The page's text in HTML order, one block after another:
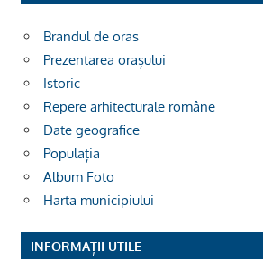
Brandul de oras
Prezentarea orașului
Istoric
Repere arhitecturale române
Date geografice
Populația
Album Foto
Harta municipiului
INFORMAȚII UTILE